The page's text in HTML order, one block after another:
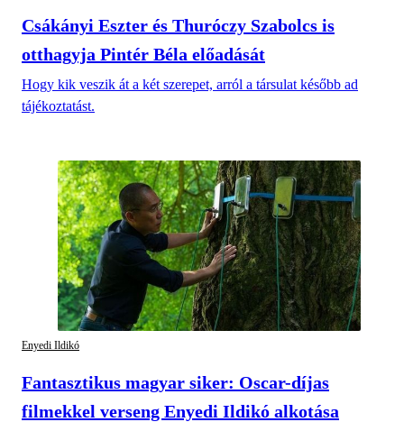
Csákányi Eszter és Thuróczy Szabolcs is
otthagyja Pintér Béla előadását
Hogy kik veszik át a két szerepet, arról a társulat később ad
tájékoztatást.
Enyedi Ildikó
Fantasztikus magyar siker: Oscar-díjas
filmekkel verseng Enyedi Ildikó alkotása